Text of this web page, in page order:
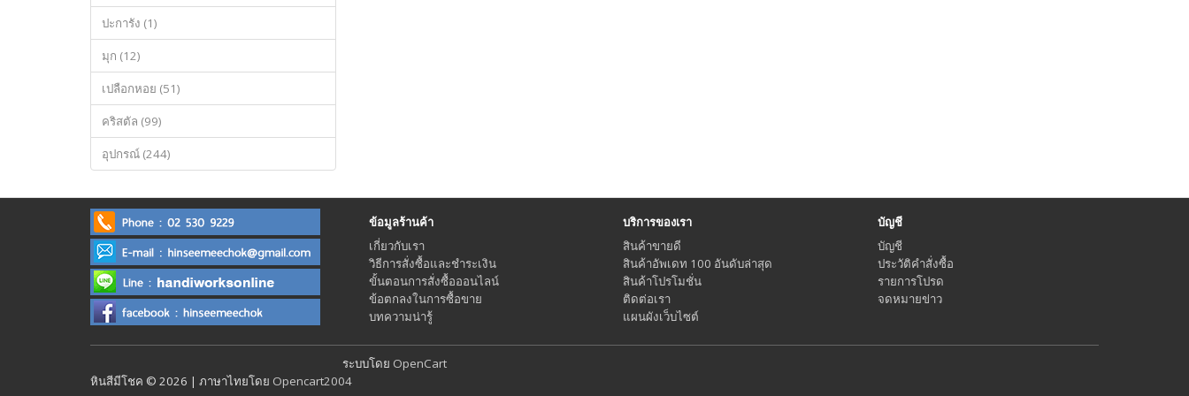
ปะการัง (1)
มุก (12)
เปลือกหอย (51)
คริสตัล (99)
อุปกรณ์ (244)
ข้อมูลร้านค้า
เกี่ยวกับเรา
วิธีการสั่งซื้อและชำระเงิน
ขั้นตอนการสั่งซื้อออนไลน์
ข้อตกลงในการซื้อขาย
บทความน่ารู้
บริการของเรา
สินค้าขายดี
สินค้าอัพเดท 100 อันดับล่าสุด
สินค้าโปรโมชั่น
ติดต่อเรา
แผนผังเว็บไซต์
บัญชี
บัญชี
ประวัติคำสั่งซื้อ
รายการโปรด
จดหมายข่าว
ระบบโดย OpenCart
หินสีมีโชค © 2026 | ภาษาไทยโดย Opencart2004